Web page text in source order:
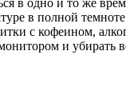
в полной
с кофеином,
и убирать